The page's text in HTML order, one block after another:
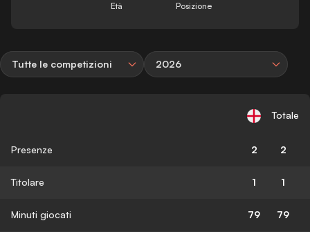
Età Posizione
Tutte le competizioni 2026
Totale
Presenze 2 2
Titolare 1 1
Minuti giocati 79 79